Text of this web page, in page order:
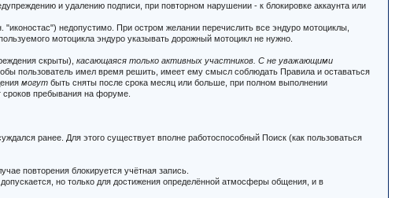
и удалению подписи, при повторном нарушении - к блокировке аккаунта или
"иконостас") недопустимо. При остром желании перечислить все эндуро мотоциклы,
мотоцикла эндуро указывать дорожный мотоцикл не нужно.
скрыты),касающаяся только активных участников. С не уважающими
пользователь имел время решить, имеет ему смысл соблюдать Правила и оставаться
могут быть сняты после срока месяц или больше, при полном выполнении
сроков пребывания на форуме.
ранее. Для этого существует вполне работоспособный Поиск (как пользоваться
повторения блокируется учётная запись.
но только для достижения определённой атмосферы общения, и в